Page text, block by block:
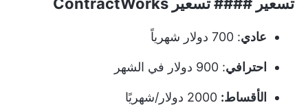
عادي: 700 دولار شهرياً
احترافي: 900 دولار في الشهر
الأقساط: